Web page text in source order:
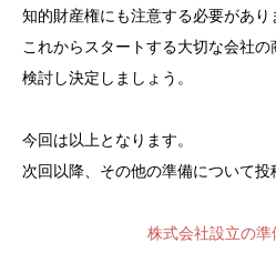
知的財産権にも注意する必要があり
これからスタートする大切な会社の
検討し決定しましょう。
今回は以上となります。
次回以降、その他の準備について投
株式会社設立の準